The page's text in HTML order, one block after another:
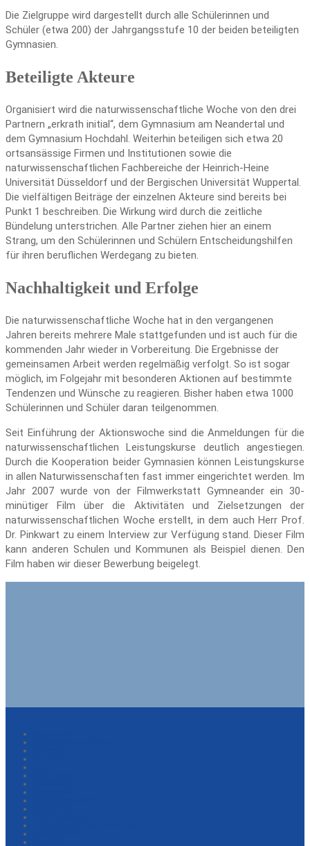
Die Zielgruppe wird dargestellt durch alle Schülerinnen und
Schüler (etwa 200) der Jahrgangsstufe 10 der beiden beteiligten
Gymnasien.
Beteiligte Akteure
Organisiert wird die naturwissenschaftliche Woche von den drei
Partnern „erkrath initial“, dem Gymnasium am Neandertal und
dem Gymnasium Hochdahl. Weiterhin beteiligen sich etwa 20
ortsansässige Firmen und Institutionen sowie die
naturwissenschaftlichen Fachbereiche der Heinrich-Heine
Universität Düsseldorf und der Bergischen Universität Wuppertal.
Die vielfältigen Beiträge der einzelnen Akteure sind bereits bei
Punkt 1 beschreiben. Die Wirkung wird durch die zeitliche
Bündelung unterstrichen. Alle Partner ziehen hier an einem
Strang, um den Schülerinnen und Schülern Entscheidungshilfen
für ihren beruflichen Werdegang zu bieten.
Nachhaltigkeit und Erfolge
Die naturwissenschaftliche Woche hat in den vergangenen
Jahren bereits mehrere Male stattgefunden und ist auch für die
kommenden Jahr wieder in Vorbereitung. Die Ergebnisse der
gemeinsamen Arbeit werden regelmäßig verfolgt. So ist sogar
möglich, im Folgejahr mit besonderen Aktionen auf bestimmte
Tendenzen und Wünsche zu reagieren. Bisher haben etwa 1000
Schülerinnen und Schüler daran teilgenommen.
Seit Einführung der Aktionswoche sind die Anmeldungen für die
naturwissenschaftlichen Leistungskurse deutlich angestiegen.
Durch die Kooperation beider Gymnasien können Leistungskurse
in allen Naturwissenschaften fast immer eingerichtet werden. Im
Jahr 2007 wurde von der Filmwerkstatt Gymneander ein 30-
minütiger Film über die Aktivitäten und Zielsetzungen der
naturwissenschaftlichen Woche erstellt, in dem auch Herr Prof.
Dr. Pinkwart zu einem Interview zur Verfügung stand. Dieser Film
kann anderen Schulen und Kommunen als Beispiel dienen. Den
Film haben wir dieser Bewerbung beigelegt.